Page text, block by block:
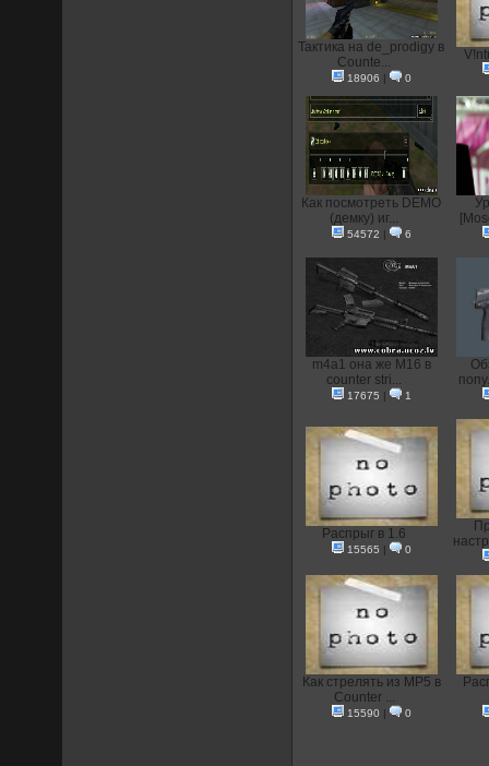
Тактика на de_prodigy в
Counte...
18906 | 0
Как посмотреть DEMO
(демку) иг...
54572 | 6
m4a1 она же M16 в
counter stri...
17675 | 1
Распрыг в 1.6
15565 | 0
Как стрелять из MP5 в
Counter ...
15590 | 0